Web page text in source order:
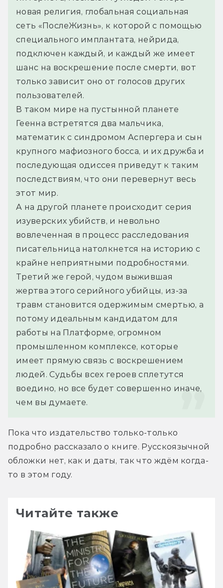
новая религия, глобальная социальная
сеть «ПослеЖизнь», к которой с помощью
специального имплантата, нейрида,
подключен каждый, и каждый же имеет
шанс на воскрешение после смерти, вот
только зависит оно от голосов других
пользователей.
В таком мире на пустынной планете
Геенна встретятся два мальчика,
математик с синдромом Аспергера и сын
крупного мафиозного босса, и их дружба и
последующая одиссея приведут к таким
последствиям, что они перевернут весь
этот мир.
А на другой планете происходит серия
изуверских убийств, и невольно
вовлеченная в процесс расследования
писательница натолкнется на историю с
крайне неприятными подробностями.
Третий же герой, чудом выжившая
жертва этого серийного убийцы, из-за
травм становится одержимым смертью, а
потому идеальным кандидатом для
работы на Платформе, огромном
промышленном комплексе, которые
имеет прямую связь с воскрешением
людей. Судьбы всех героев сплетутся
воедино, но все будет совершенно иначе,
чем вы думаете.
Пока что издательство только-только
подробно рассказало о книге. Русскоязычной
обложки нет, как и даты, так что ждём когда-
то в этом году.
Читайте также